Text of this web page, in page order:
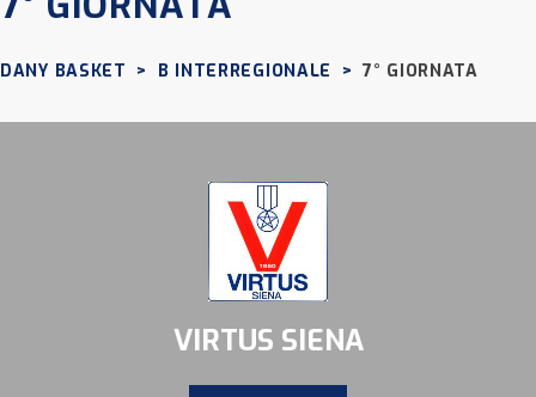
DANY BASKET > B INTERREGIONALE > 7° GIORNATA
VIRTUS SIENA